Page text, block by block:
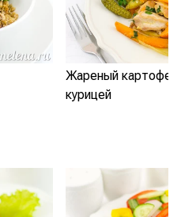
Жареный
курицей